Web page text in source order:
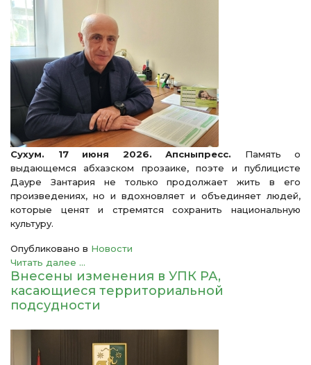
Сухум. 17 июня 2026. Апсныпресс. Память о
выдающемся абхазском прозаике, поэте и публицисте
Дауре Зантария не только продолжает жить в его
произведениях, но и вдохновляет и объединяет людей,
которые ценят и стремятся сохранить национальную
культуру.
Опубликовано в Новости
Читать далее ...
Внесены изменения в УПК РА,
касающиеся территориальной
подсудности